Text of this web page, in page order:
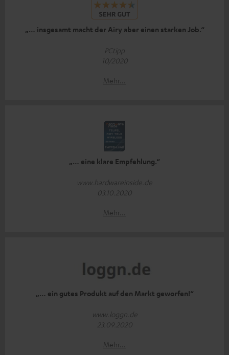
„… insgesamt macht der Airy aber einen starken Job.“
PCtipp
10/2020
Mehr...
„… eine klare Empfehlung.“
www.hardwareinside.de
03.10.2020
Mehr...
„… ein gutes Produkt auf den Markt geworfen!“
www.loggn.de
23.09.2020
Mehr...